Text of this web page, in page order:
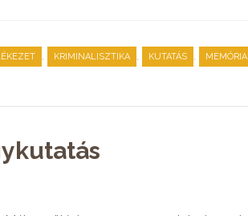
, KRIMINALISZTIKA , KUTATÁS , MEMÓRIA